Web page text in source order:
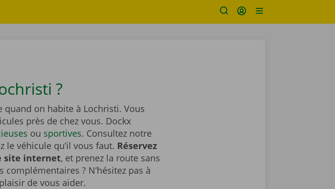
?
on habite à Lochristi. Vous
près de chez vous. Dockx
ou sportives. Consultez notre
le véhicule qu’il vous faut. Réservez
site internet, et prenez la route sans
? N’hésitez pas à
de vous aider.